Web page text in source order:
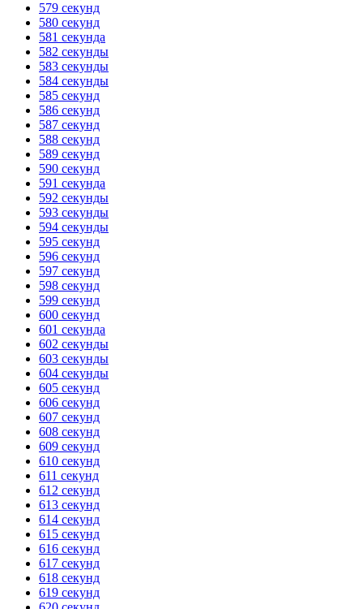
HANDY TIMERS
579 секунд
580 секунд
581 секунда
582 секунды
583 секунды
584 секунды
585 секунд
586 секунд
587 секунд
588 секунд
589 секунд
590 секунд
591 секунда
592 секунды
593 секунды
594 секунды
595 секунд
596 секунд
597 секунд
598 секунд
599 секунд
600 секунд
601 секунда
602 секунды
603 секунды
604 секунды
605 секунд
606 секунд
607 секунд
608 секунд
609 секунд
610 секунд
611 секунд
612 секунд
613 секунд
614 секунд
615 секунд
616 секунд
617 секунд
618 секунд
619 секунд